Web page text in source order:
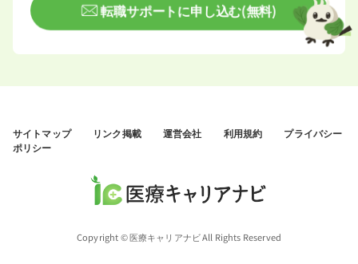
転職サポートに申し込む(無料)
サイトマップ リンク掲載 運営会社 利用規約
プライバシー
ポリシー
Copyright © 医療キャリアナビ All Rights Reserved